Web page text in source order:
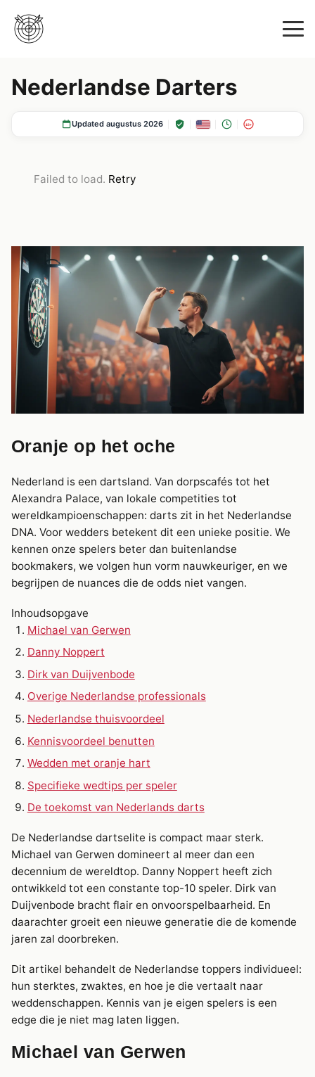
Nederlandse Darters
Updated augustus 2026 18+
Failed to load. Retry
Oranje op het oche
Nederland is een dartsland. Van dorpscafés tot het
Alexandra Palace, van lokale competities tot
wereldkampioenschappen: darts zit in het Nederlandse
DNA. Voor wedders betekent dit een unieke positie. We
kennen onze spelers beter dan buitenlandse
bookmakers, we volgen hun vorm nauwkeuriger, en we
begrijpen de nuances die de odds niet vangen.
Inhoudsopgave
Michael van Gerwen
Danny Noppert
Dirk van Duijvenbode
Overige Nederlandse professionals
Nederlandse thuisvoordeel
Kennisvoordeel benutten
Wedden met oranje hart
Specifieke wedtips per speler
De toekomst van Nederlands darts
De Nederlandse dartselite is compact maar sterk.
Michael van Gerwen domineert al meer dan een
decennium de wereldtop. Danny Noppert heeft zich
ontwikkeld tot een constante top-10 speler. Dirk van
Duijvenbode bracht flair en onvoorspelbaarheid. En
daarachter groeit een nieuwe generatie die de komende
jaren zal doorbreken.
Dit artikel behandelt de Nederlandse toppers individueel:
hun sterktes, zwaktes, en hoe je die vertaalt naar
weddenschappen. Kennis van je eigen spelers is een
edge die je niet mag laten liggen.
Michael van Gerwen